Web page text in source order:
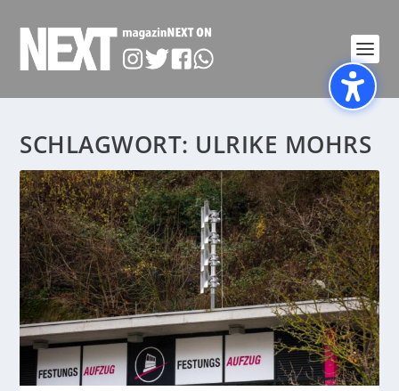
SCHLAGWORT: ULRIKE MOHRS